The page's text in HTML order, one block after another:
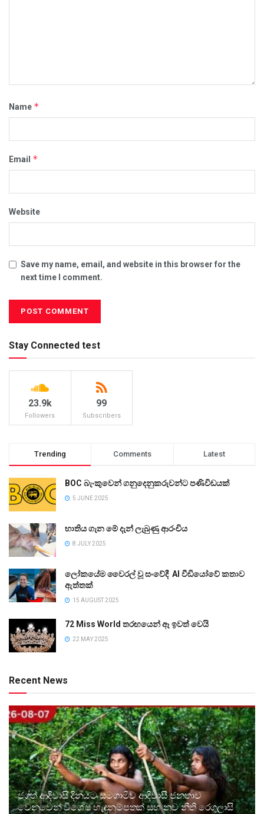
Name *
Email *
Website
Save my name, email, and website in this browser for the
next time I comment.
Stay Connected test
23.9k
Followers
99
Subscribers
Trending Comments Latest
BOC බැංකුවෙන් ගනුදෙනුකරුවන්ට පණිවිඩයක්
5 JUNE 2025
භාතිය ගැන මේ දැන් ලැබුණු ආරංචිය
8 JULY 2025
ලෝකයේම වෛරල් වූ සංවේදී AI වීඩියෝවේ කතාව
ඇත්තක්
15 AUGUST 2025
72 Miss World තරඟයෙන් ඈ ඉවත් වෙයි
22 MAY 2025
Recent News
ජගත් ආදිවාසි දිනයට සමගාමීව ආදිවාසී ජනතාව
වෙනුවෙන් විශේෂ හැඳුනුම්පතක් සහ නව නීති රෙගුලාසි